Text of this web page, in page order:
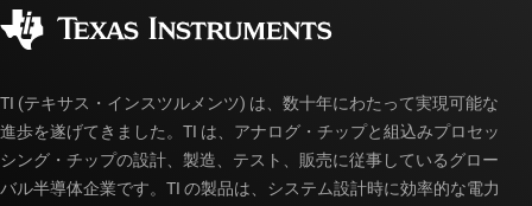
myTI アカウントの FAQ
TI (テキサス・インスツルメンツ) は、数十年にわたって実現可能な
進歩を遂げてきました。TI は、アナログ・チップと組込みプロセッ
シング・チップの設計、製造、テスト、販売に従事しているグロー
バル半導体企業です。TI の製品は、システム設計時に効率的な電力